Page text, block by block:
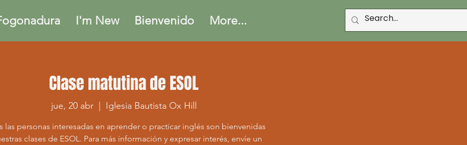
I'm New Bienvenido More...
Clase matutina de ESOL
jue, 20 abr
  |
Iglesia Bautista Ox Hill
las personas interesadas en aprender o practicar inglés son bienvenidas
clases de ESOL. Para más información y expresar interés, envíe un